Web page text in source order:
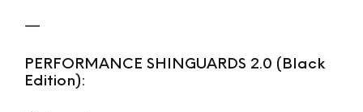
—
PERFORMANCE SHINGUARDS 2.0 (Black
Edition):